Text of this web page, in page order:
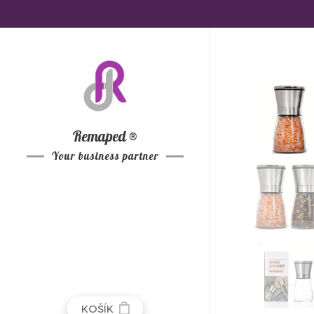
Remaped ®
Your business partner
KOŠÍK